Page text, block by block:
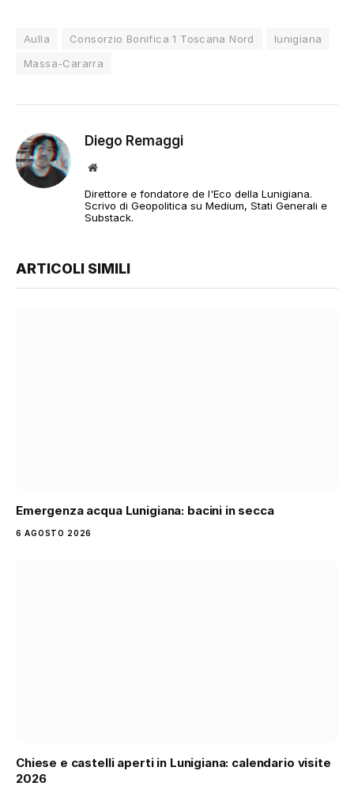
Aulla Consorzio Bonifica 1 Toscana Nord
lunigiana
Massa-Cararra
Diego Remaggi
Sito
Direttore e fondatore de l'Eco della Lunigiana.
Scrivo di Geopolitica su Medium, Stati Generali e
Substack.
ARTICOLI SIMILI
Emergenza acqua Lunigiana: bacini in secca
6 AGOSTO 2026
Chiese e castelli aperti in Lunigiana: calendario visite
2026